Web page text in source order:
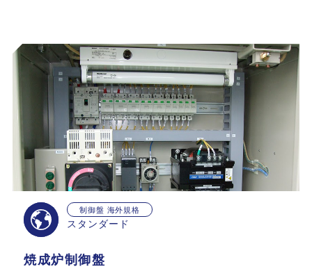
制御盤 海外規格
スタンダード
焼成炉制御盤